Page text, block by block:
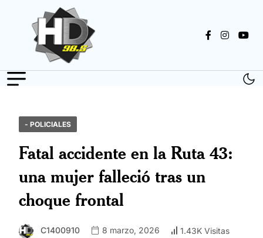
- POLICIALES
Fatal accidente en la Ruta 43:
una mujer falleció tras un
choque frontal
C1400910 8 marzo, 2026 1.43K Visitas